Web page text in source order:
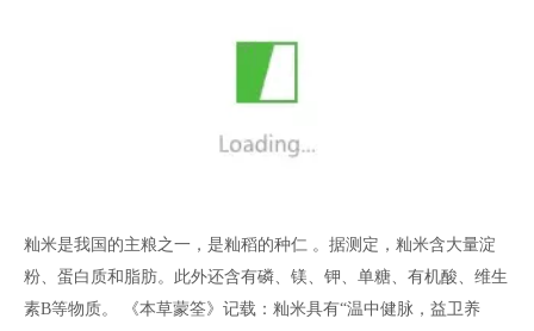
籼米是我国的主粮之一，是籼稻的种仁 。据测定，籼米含大量淀
粉、蛋白质和脂肪。此外还含有磷、镁、钾、单糖、有机酸、维生
素B等物质。 《本草蒙筌》记载：籼米具有“温中健脉，益卫养